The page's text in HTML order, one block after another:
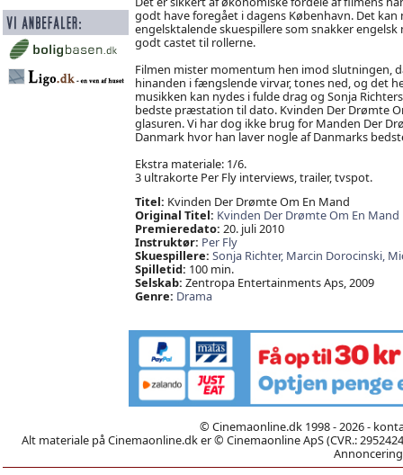
godt have foregået i dagens København. Det
engelsktalende skuespillere som snakker
godt castet til rollerne.
Filmen mister momentum hen imod slutningen,
hinanden i fængslende virvar, tones ned, og det
musikken kan nydes i fulde drag og Sonja
bedste præstation til dato. Kvinden Der Drømte
glasuren. Vi har dog ikke brug for Manden Der
Danmark hvor han laver nogle af Danmarks
Ekstra materiale: 1/6.
3 ultrakorte Per Fly interviews, trailer, tvspot.
Titel: Kvinden Der Drømte Om En Mand
Original Titel: Kvinden Der Drømte Om En Mand
Premieredato: 20. juli 2010
Instruktør: Per Fly
Skuespillere: Sonja Richter, Marcin Dorocinski,
Spilletid: 100 min.
Selskab: Zentropa Entertainments Aps, 2009
Genre: Drama
© Cinemaonline.dk 1998 - 2026 -
Alt materiale på Cinemaonline.dk er © Cinemaonline ApS (CVR.: